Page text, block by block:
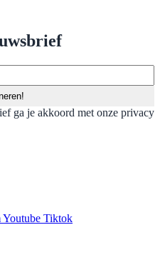
ga je akkoord met onze privacy
Youtube Tiktok